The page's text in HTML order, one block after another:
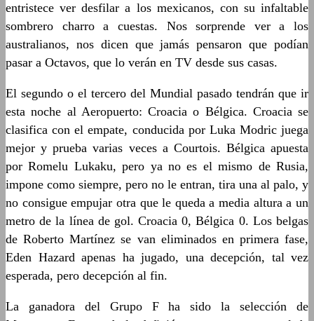
entristece ver desfilar a los mexicanos, con su infaltable
sombrero charro a cuestas. Nos sorprende ver a los
australianos, nos dicen que jamás pensaron que podían
pasar a Octavos, que lo verán en TV desde sus casas.
El segundo o el tercero del Mundial pasado tendrán que ir
esta noche al Aeropuerto: Croacia o Bélgica. Croacia se
clasifica con el empate, conducida por Luka Modric juega
mejor y prueba varias veces a Courtois. Bélgica apuesta
por Romelu Lukaku, pero ya no es el mismo de Rusia,
impone como siempre, pero no le entran, tira una al palo, y
no consigue empujar otra que le queda a media altura a un
metro de la línea de gol. Croacia 0, Bélgica 0. Los belgas
de Roberto Martínez se van eliminados en primera fase,
Eden Hazard apenas ha jugado, una decepción, tal vez
esperada, pero decepción al fin.
La ganadora del Grupo F ha sido la selección de